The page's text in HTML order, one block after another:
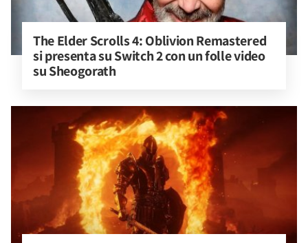
The Elder Scrolls 4: Oblivion Remastered
si presenta su Switch 2 con un folle video
su Sheogorath